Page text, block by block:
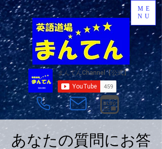
ME
NU
あなたの質問にお答